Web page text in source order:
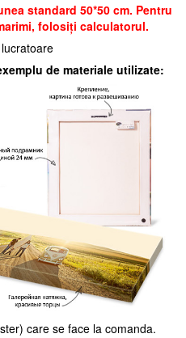
standard 50*50 cm. Pentru
folosiți calculatorul.
de materiale utilizate:
care se face la comanda.